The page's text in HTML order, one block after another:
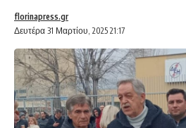
Δευτέρα 31 Μαρτίου, 2025 21:17
florinapress.gr